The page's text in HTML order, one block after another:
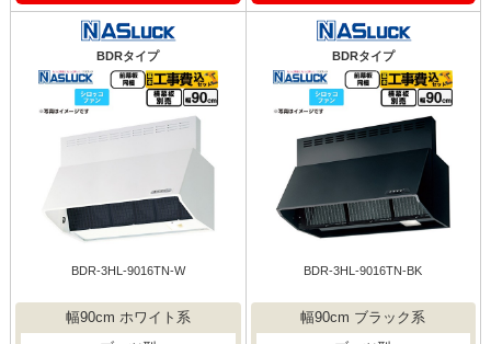
BDRタイプ
BDR-3HL-9016TN-W
幅90cm ホワイト系
BDRタイプ
BDR-3HL-9016TN-BK
幅90cm ブラック系